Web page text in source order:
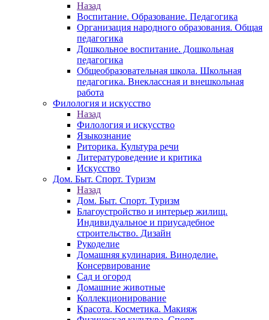
Назад
Воспитание. Образование. Педагогика
Организация народного образования. Общая
педагогика
Дошкольное воспитание. Дошкольная
педагогика
Общеобразовательная школа. Школьная
педагогика. Внеклассная и внешкольная
работа
Филология и искусство
Назад
Филология и искусство
Языкознание
Риторика. Культура речи
Литературоведение и критика
Искусство
Дом. Быт. Спорт. Туризм
Назад
Дом. Быт. Спорт. Туризм
Благоустройство и интерьер жилищ.
Индивидуальное и приусадебное
строительство. Дизайн
Рукоделие
Домашняя кулинария. Виноделие.
Консервирование
Сад и огород
Домашние животные
Коллекционирование
Красота. Косметика. Макияж